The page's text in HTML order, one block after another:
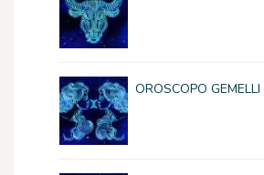
OROSCOPO GEMELLI